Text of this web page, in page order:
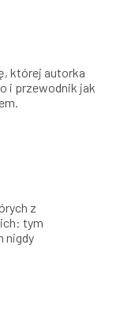
której autorka
i przewodnik jak
z
tym
nigdy